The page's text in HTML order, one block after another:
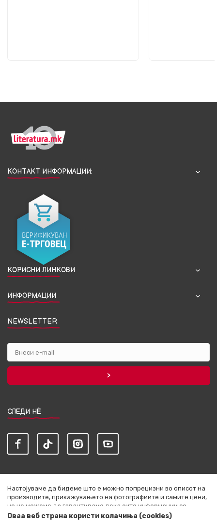
КОНТАКТ ИНФОРМАЦИИ:
КОРИСНИ ЛИНКОВИ
ИНФОРМАЦИИ
NEWSLETTER
СЛЕДИ НЀ
Настојуваме да бидеме што е можно попрецизни во описот на
производите, прикажувањето на фотографиите и самите цени,
но не можеме да гарантираме дека сите информации се
комплетни и без грешки. Сите артикли прикажани на сајтот се
Оваа веб страна користи колачиња (cookies)